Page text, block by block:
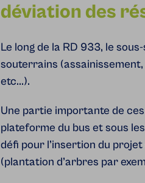
déviation des
Le long de la RD 933, le
souterrains
etc...).
Une partie importante de
plateforme du bus et sous
défi pour l’insertion du
(plantation d’arbres par